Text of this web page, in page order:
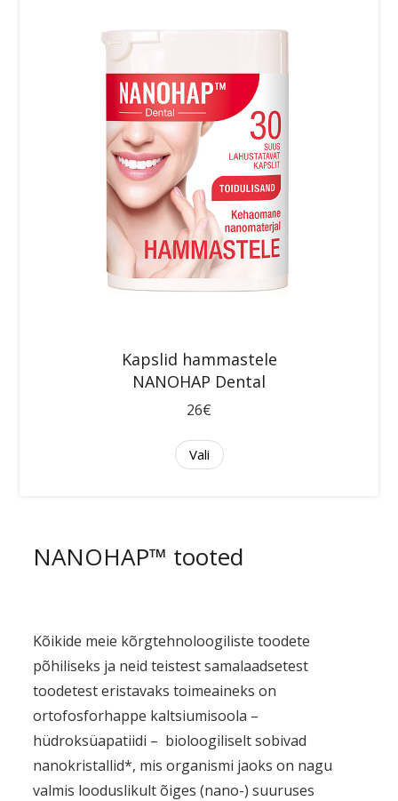
Kapslid hammastele
NANOHAP Dental
26€
Vali
NANOHAP™ tooted
Kõikide meie kõrgtehnoloogiliste toodete
põhiliseks ja neid teistest samalaadsetest
toodetest eristavaks toimeaineks on
ortofosforhappe kaltsiumisoola –
hüdroksüapatiidi – bioloogiliselt sobivad
nanokristallid*, mis organismi jaoks on nagu
valmis looduslikult õiges (nano-) suuruses